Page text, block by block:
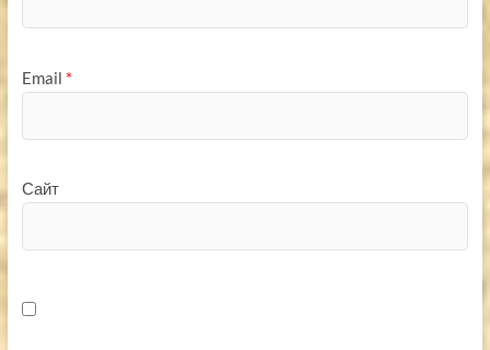
Email *
Сайт